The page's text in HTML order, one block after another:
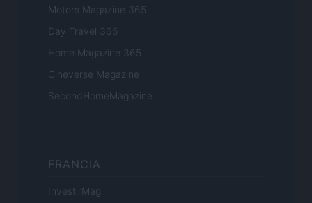
Motors Magazine 365
Day Travel 365
Home Magazine 365
Cineverse Magazine
SecondHomeMagazine
FRANCIA
InvestirMag